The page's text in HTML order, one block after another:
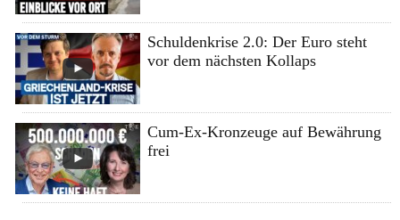
Schuldenkrise 2.0: Der Euro steht
vor dem nächsten Kollaps
Cum-Ex-Kronzeuge auf Bewährung
frei